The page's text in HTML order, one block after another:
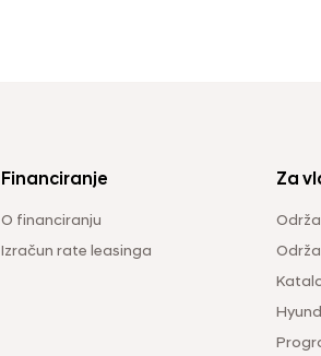
Financiranje
O financiranju
Izračun rate leasinga
Za